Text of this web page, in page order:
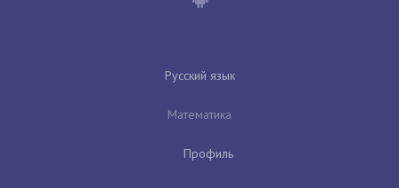
Русский язык
Математика
Профиль